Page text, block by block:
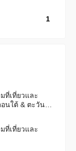
1
ที่เที่ยวและ
นใต้ & ตะวัน
ที่เที่ยวและ